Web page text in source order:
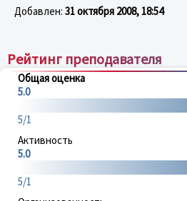
Добавлен: 31 октября 2008, 18:54
Рейтинг преподавателя
Общая оценка
5.0
5/1
Активность
5.0
5/1